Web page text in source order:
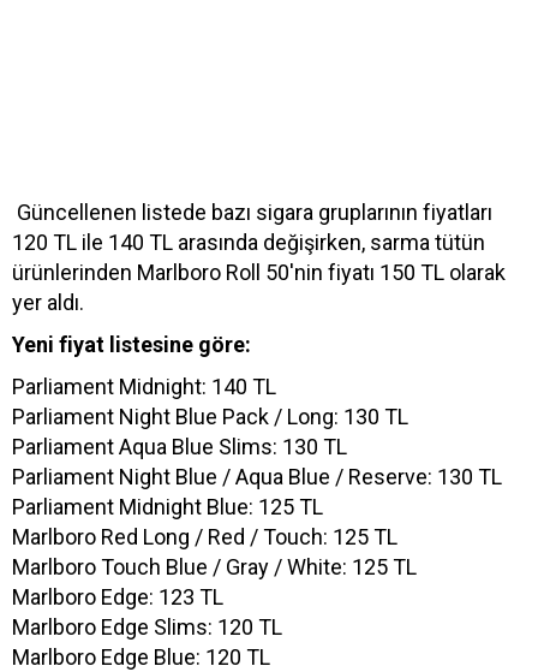
Güncellenen listede bazı sigara gruplarının fiyatları
120 TL ile 140 TL arasında değişirken, sarma tütün
ürünlerinden Marlboro Roll 50'nin fiyatı 150 TL olarak
yer aldı.
Yeni fiyat listesine göre:
Parliament Midnight: 140 TL
Parliament Night Blue Pack / Long: 130 TL
Parliament Aqua Blue Slims: 130 TL
Parliament Night Blue / Aqua Blue / Reserve: 130 TL
Parliament Midnight Blue: 125 TL
Marlboro Red Long / Red / Touch: 125 TL
Marlboro Touch Blue / Gray / White: 125 TL
Marlboro Edge: 123 TL
Marlboro Edge Slims: 120 TL
Marlboro Edge Blue: 120 TL